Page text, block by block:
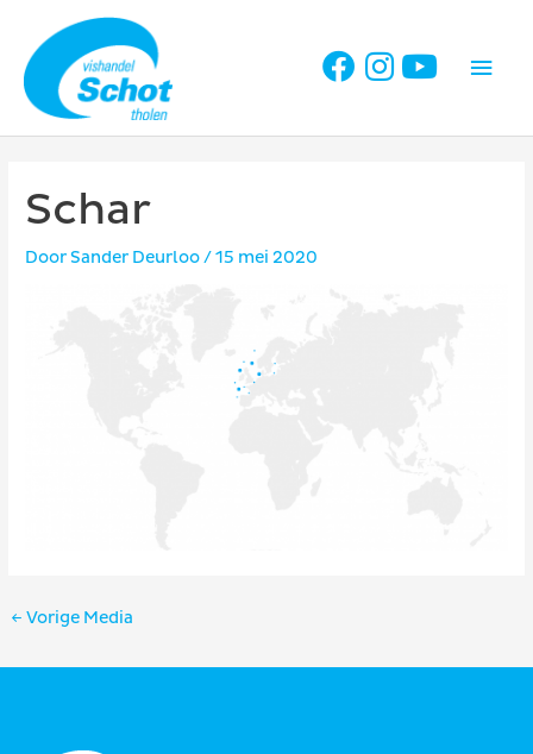
inhoud
Schar
DoorSander Deurloo/15 mei 2020
Bericht
← Vorige Media